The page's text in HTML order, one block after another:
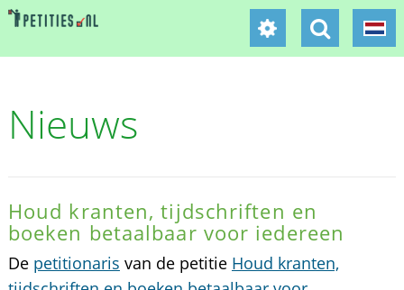
Nieuws
Houd kranten, tijdschriften en
boeken betaalbaar voor iedereen
De petitionaris van de petitie Houd kranten,